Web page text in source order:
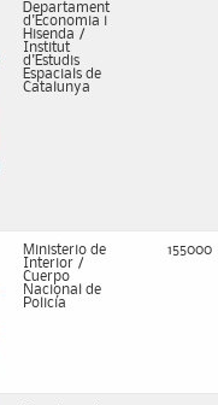
Departament
d'Economia i
Hisenda /
Institut
d'Estudis
Espacials de
Catalunya
Ministerio de
Interior /
Cuerpo
Nacional de
Policía
155000